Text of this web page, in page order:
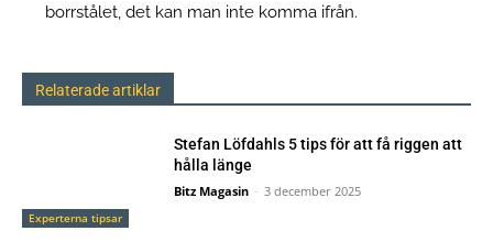
borrstålet, det kan man inte komma ifrån.
Relaterade artiklar
Experterna tipsar
Stefan Löfdahls 5 tips för att få riggen att
hålla länge
Bitz Magasin - 3 december 2025